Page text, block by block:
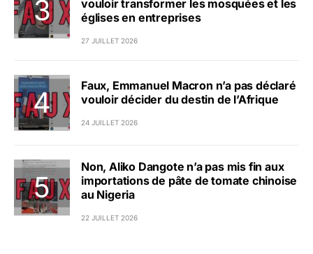
vouloir transformer les mosquées et les
églises en entreprises
27 JUILLET 2026
Faux, Emmanuel Macron n’a pas déclaré
vouloir décider du destin de l’Afrique
24 JUILLET 2026
Non, Aliko Dangote n’a pas mis fin aux
importations de pâte de tomate chinoise
au Nigeria
22 JUILLET 2026